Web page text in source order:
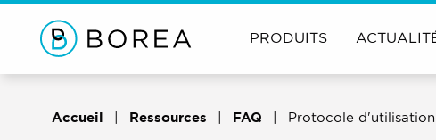
PRODUITS
Accueil Ressources FAQ Protocole